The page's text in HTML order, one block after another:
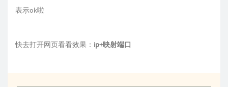
表示ok啦
快去打开网页看看效果： ip+映射端口